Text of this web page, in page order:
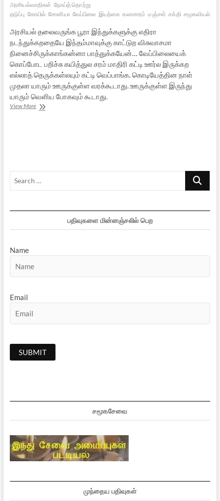
அரசியல்வாதிகள் நோய்த் தொற்று
தடுப்பு கோயில் சோனியா வேப்பிலை இயற்கை கலாசாரம் மஞ்சள் சக்தி சமூகவியல்
அரசியல் தலைவருங்க பூரா இந்துக்களுக்கு எதிரா
நடந்துக்கறதையே இந்தம்மாவுக்கு காட்டுற விசுவாசமா
நினைச்சிருக்காங்கன்னா பாத்துக்கயேன்… வேப்பிலையைக்
கொப்போட பறிச்சு கயித்துல சரம் மாதிரி கட்டி ஊர்ல இருக்கற
எல்லாத் தெருக்கள்லயும் கட்டி வெப்பாங்க. கொடியேத்தின நாள்
முதலா யாரும் ஊருக்குள்ள வரக்கூடாது. ஊருக்குள்ள இருந்து
யாரும் வெளிய போகவும் கூடாது.
View Moreவேப்பிலைக்
Search
பதிவுகளை மின்னஞ்சலில் பெற
Name
Email
சமூகசேவை
முந்தைய பதிவுகள்